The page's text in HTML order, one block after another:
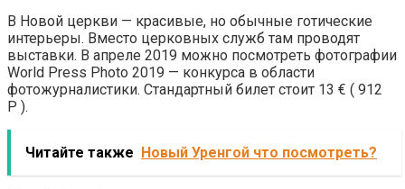
В Новой церкви — красивые, но обычные готические
интерьеры. Вместо церковных служб там проводят
выставки. В апреле 2019 можно посмотреть фотографии
World Press Photo 2019 — конкурса в области
фотожурналистики. Стандартный билет стоит 13 € ( 912
Р ).
Читайте также Новый Уренгой что посмотреть?